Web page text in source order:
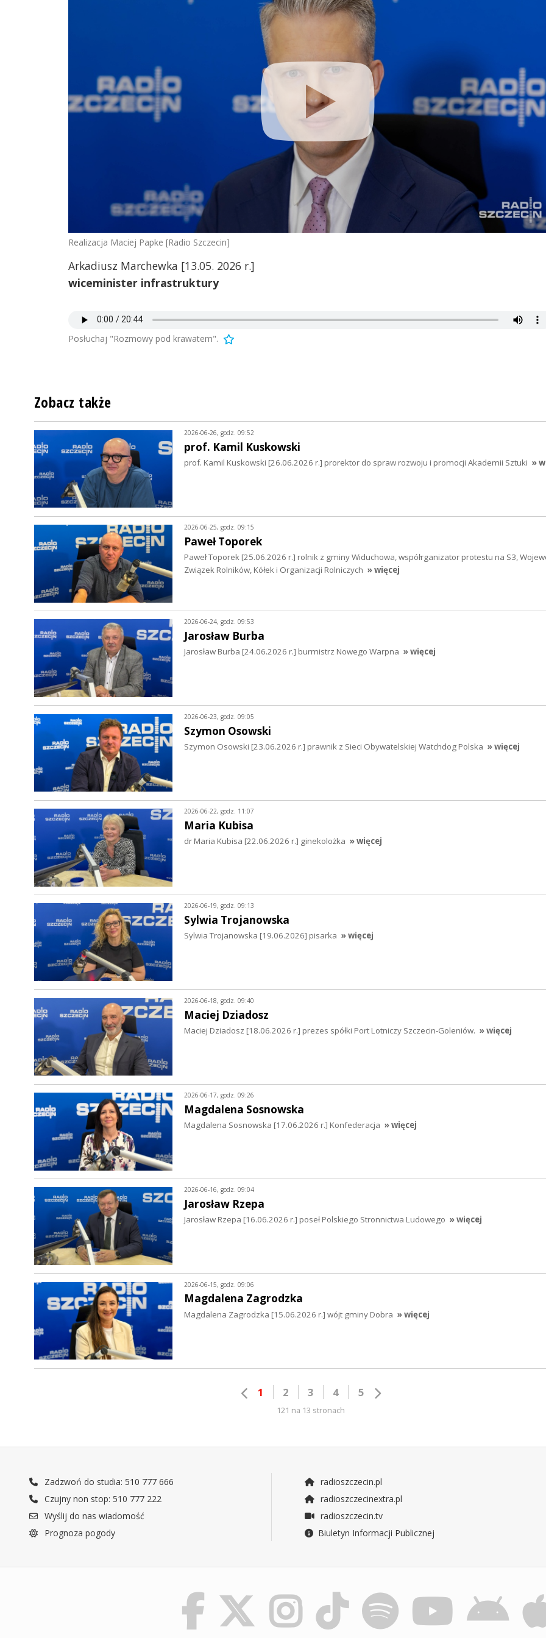
Realizacja Maciej Papke [Radio Szczecin]
Arkadiusz Marchewka [13.05. 2026 r.]
wiceminister infrastruktury
Posłuchaj "Rozmowy pod krawatem".
Zobacz także
2026-06-26, godz. 09:52
prof. Kamil Kuskowski
prof. Kamil Kuskowski [26.06.2026 r.] prorektor do spraw rozwoju i promocji Akademii Sztuki »
2026-06-25, godz. 09:15
Paweł Toporek
Paweł Toporek [25.06.2026 r.] rolnik z gminy Widuchowa, współrganizator protestu na S3,
Związek Rolników, Kółek i Organizacji Rolniczych » więcej
2026-06-24, godz. 09:53
Jarosław Burba
Jarosław Burba [24.06.2026 r.] burmistrz Nowego Warpna » więcej
2026-06-23, godz. 09:05
Szymon Osowski
Szymon Osowski [23.06.2026 r.] prawnik z Sieci Obywatelskiej Watchdog Polska » więcej
2026-06-22, godz. 11:07
Maria Kubisa
dr Maria Kubisa [22.06.2026 r.] ginekolożka » więcej
2026-06-19, godz. 09:13
Sylwia Trojanowska
Sylwia Trojanowska [19.06.2026] pisarka » więcej
2026-06-18, godz. 09:40
Maciej Dziadosz
Maciej Dziadosz [18.06.2026 r.] prezes spółki Port Lotniczy Szczecin-Goleniów. » więcej
2026-06-17, godz. 09:26
Magdalena Sosnowska
Magdalena Sosnowska [17.06.2026 r.] Konfederacja » więcej
2026-06-16, godz. 09:04
Jarosław Rzepa
Jarosław Rzepa [16.06.2026 r.] poseł Polskiego Stronnictwa Ludowego » więcej
2026-06-15, godz. 09:06
Magdalena Zagrodzka
Magdalena Zagrodzka [15.06.2026 r.] wójt gminy Dobra » więcej
1 2 3 4 5
121 na 13 stronach
Zadzwoń do studia: 510 777 666
Czujny non stop: 510 777 222
Wyślij do nas wiadomość
Prognoza pogody
radioszczecin.pl
radioszczecinextra.pl
radioszczecin.tv
Biuletyn Informacji Publicznej